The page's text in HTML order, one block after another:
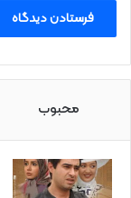
محبوب